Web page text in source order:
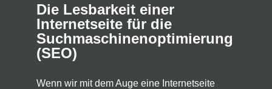
Die Lesbarkeit einer
Internetseite für die
Suchmaschinenoptimierung
(SEO)
Wenn wir mit dem Auge eine Internetseite